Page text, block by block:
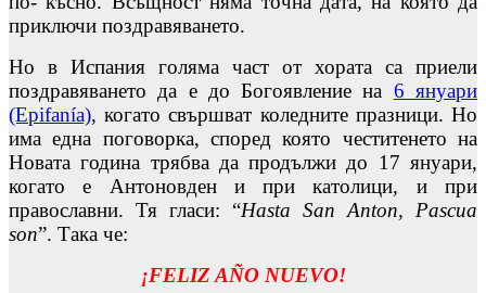
приключи поздравяването.
Но в Испания голяма част от хората са приели
поздравяването да е до Богоявление на 6 януари
(Epifanía), когато свършват коледните празници. Но
има една поговорка, според която честитенето на
Новата година трябва да продължи до 17 януари,
когато е Антоновден и при католици, и при
православни. Тя гласи: “Hasta San Anton, Pascua
son”. Така че:
¡FELIZ AÑO NUEVO!